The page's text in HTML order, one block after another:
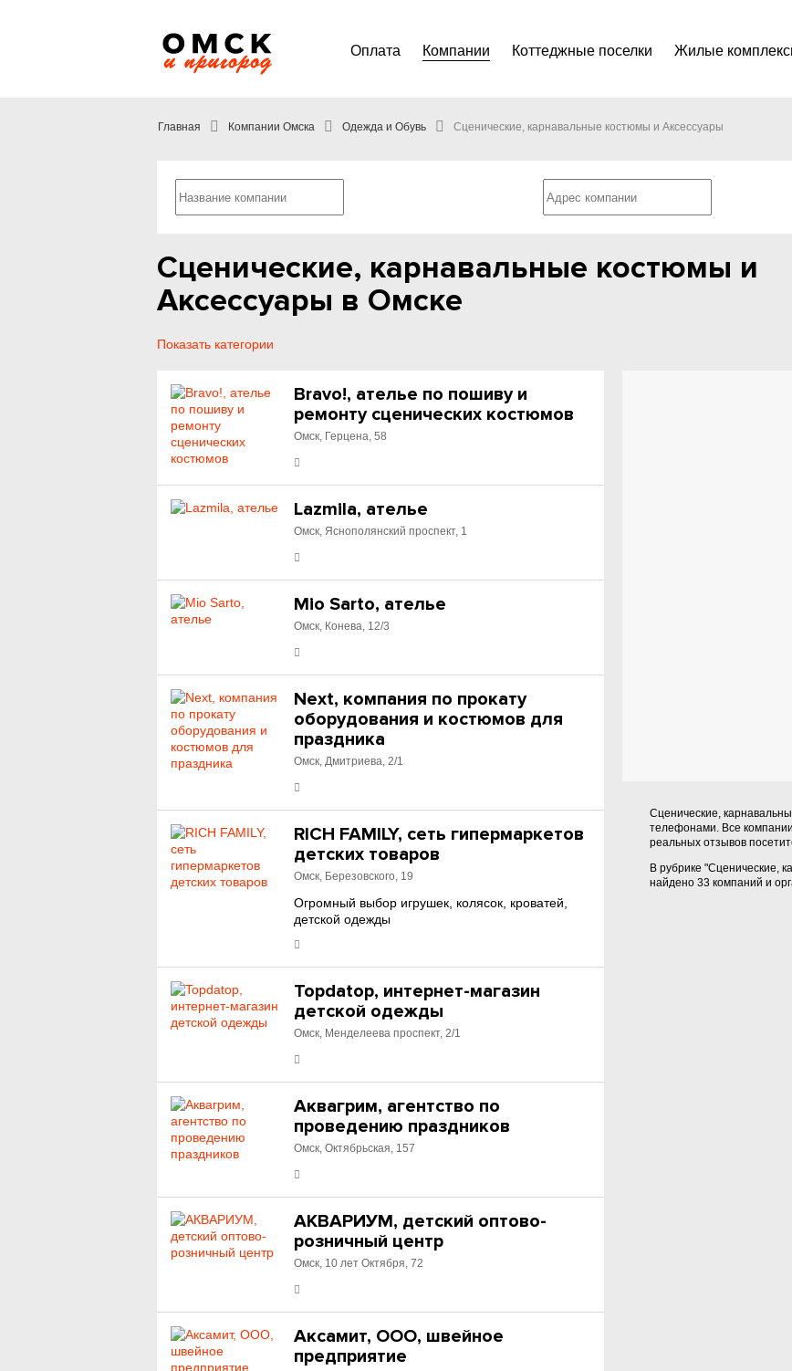
Оплата Компании Коттеджные поселки Жилые
Главная Компании Омска Одежда и Обувь Сценические, карнавальные костюмы и Аксессуары
Сценические, карнавальные костюмы и
Аксессуары в Омске
Показать категории
Bravo!, ателье по пошиву и
ремонту сценических костюмов
Омск, Герцена, 58
Lazmila, ателье
Омск, Яснополянский проспект, 1
Mio Sarto, ателье
Омск, Конева, 12/3
Next, компания по прокату
оборудования и костюмов для
праздника
Омск, Дмитриева, 2/1
RICH FAMILY, сеть гипермаркетов
детских товаров
Омск, Березовского, 19
Огромный выбор игрушек, колясок, кроватей,
детской одежды
Topdatop, интернет-магазин
детской одежды
Омск, Менделеева проспект, 2/1
Аквагрим, агентство по
проведению праздников
Омск, Октябрьская, 157
АКВАРИУМ, детский оптово-
розничный центр
Омск, 10 лет Октября, 72
Аксамит, ООО, швейное
предприятие
Сценические,
телефонами. Все
реальных отзывов
В рубрике "Сценические,
найдено 33 компаний и